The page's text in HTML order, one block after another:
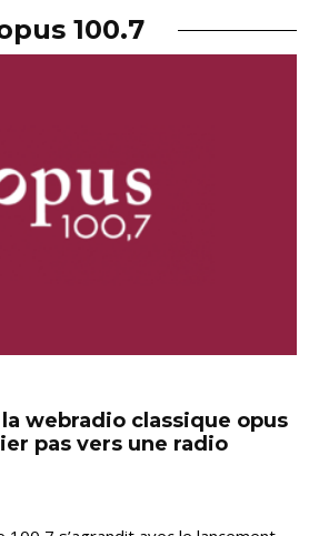
100.7
webradio classique opus
pas vers une radio